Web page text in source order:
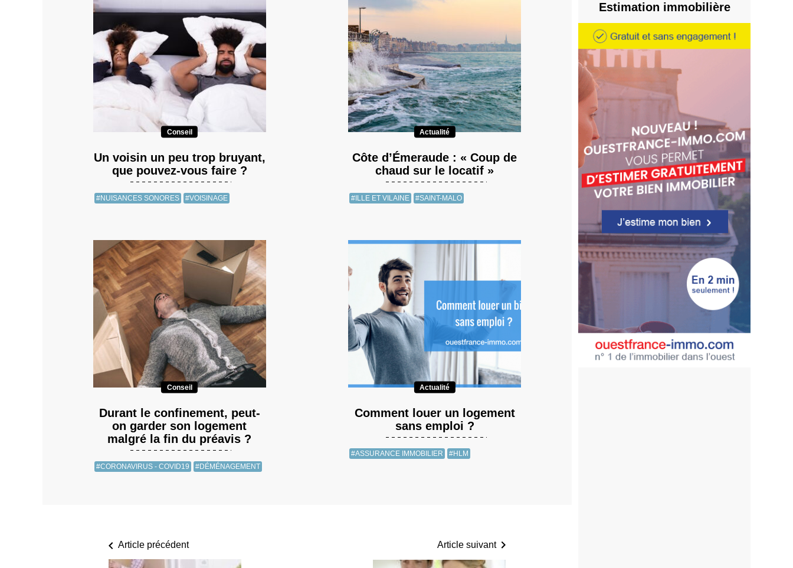
Conseil
Un voisin un peu trop bruyant,
que pouvez-vous faire ?
#NUISANCES SONORES #VOISINAGE
Actualité
Côte d’Émeraude : « Coup de
chaud sur le locatif »
#ILLE ET VILAINE #SAINT-MALO
Conseil
Durant le confinement, peut-
on garder son logement
malgré la fin du préavis ?
#CORONAVIRUS - COVID19 #DÉMÉNAGEMENT
Actualité
Comment louer un logement
sans emploi ?
#ASSURANCE IMMOBILIER #HLM
Article précédent Article suivant
Estimation immobilière